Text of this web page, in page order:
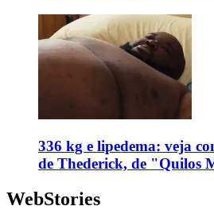
336 kg e lipedema: veja
de Thederick, de "Quilos
WebStories